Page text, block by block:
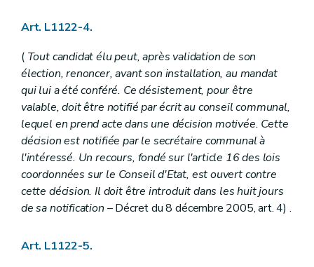
Art. L1241-3
Section première Dispositions générales
Art. L1242-1
Section 2 Exercice par un contribuable des actions en justice appartenant à la commune
Art. L1242-2
Livre III Finances communales
Titre premier Budget et comptes
Chapitre premier Dispositions générales
Art. L1311-1
Art. L1311-2
Art. L1311-3
Art. L1311-4
Art. L1311-5
Art. L1311-6
Art. L1312-1
Art. L1312-2
Art. L1122-4.
( Tout candidat élu peut, après validation de son
élection, renoncer, avant son installation, au mandat
qui lui a été conféré. Ce désistement, pour être
valable, doit être notifié par écrit au conseil communal,
lequel en prend acte dans une décision motivée. Cette
décision est notifiée par le secrétaire communal à
l'intéressé. Un recours, fondé sur l'article 16 des lois
coordonnées sur le Conseil d'Etat, est ouvert contre
cette décision. Il doit être introduit dans les huit jours
de sa notification – Décret du 8 décembre 2005, art. 4) .
Art. L1122-5.